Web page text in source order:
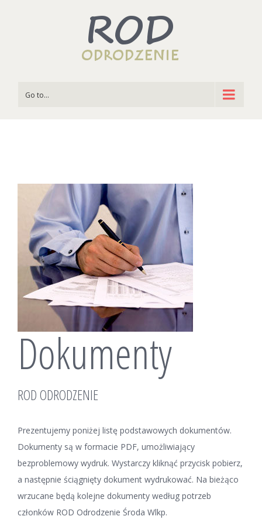
Go to...
Dokumenty
ROD ODRODZENIE
Prezentujemy poniżej listę podstawowych dokumentów.
Dokumenty są w formacie PDF, umożliwiający
bezproblemowy wydruk. Wystarczy kliknąć przycisk pobierz,
a następnie ściągnięty dokument wydrukować. Na bieżąco
wrzucane będą kolejne dokumenty według potrzeb
członków ROD Odrodzenie Środa Wlkp.